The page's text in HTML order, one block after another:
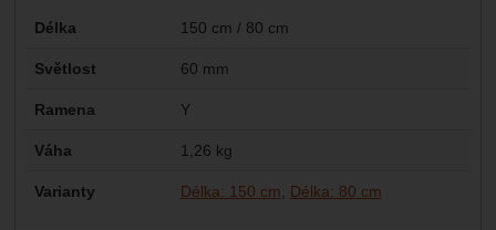
Parametry
Délka 150 cm / 80 cm
Světlost 60 mm
Ramena Y
Váha 1,26 kg
Varianty Délka: 150 cm Délka: 80 cm